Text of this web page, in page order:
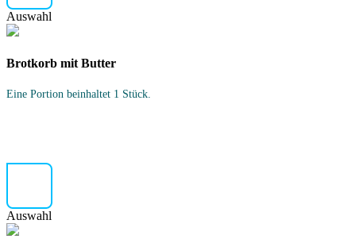
Auswahl
Brotkorb mit Butter
Eine Portion beinhaltet 1 Stück.
Auswahl